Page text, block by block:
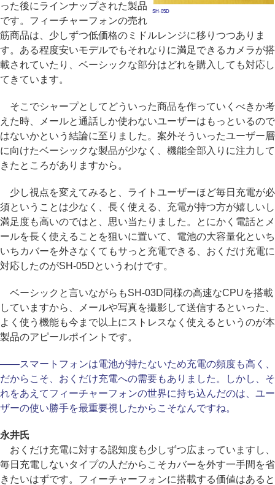
SH-05D
った後にラインナップされた製品
です。フィーチャーフォンの売れ
筋商品は、少しずつ低価格のミドルレンジに移りつつありま
す。ある程度安いモデルでもそれなりに満足できるカメラが搭
載されていたり、ベーシックな部分はどれを購入しても対応し
てきています。
そこでシャープとしてどういった商品を作っていくべきか考
えた時、メールと通話しか使わないユーザーはもっといるので
はないかという結論に至りました。案外そういったユーザー層
に向けたベーシックな製品が少なく、機能全部入りに注力して
きたところがありますから。
少し視点を変えてみると、ライトユーザーほど毎日充電が必
須ということは少なく、長く使える、充電が持つ方が嬉しいし
満足度も高いのではと、思い当たりました。とにかく電話とメ
ールを長く使えることを狙いに置いて、電池の大容量化といち
いちカバーを外さなくてもサっと充電できる、おくだけ充電に
対応したのがSH-05Dというわけです。
ベーシックと言いながらもSH-03D同様の高速なCPUを搭載
していますから、メールや写真を撮影して送信するといった、
よく使う機能も今まで以上にストレスなく使えるというのが本
製品のアピールポイントです。
――スマートフォンは電池が持たないため充電の頻度も高く、
だからこそ、おくだけ充電への需要もありました。しかし、そ
れをあえてフィーチャーフォンの世界に持ち込んだのは、ユー
ザーの使い勝手を最重要視したからこそなんですね。
永井氏
おくだけ充電に対する認知度も少しずつ広まっていますし、
毎日充電しないタイプの人だからこそカバーを外す一手間を省
きたいはずです。フィーチャーフォンに搭載する価値はあると